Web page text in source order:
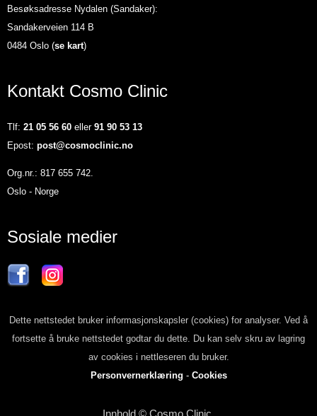
Besøksadresse Nydalen (Sandaker):
Sandakerveien 114 B
0484 Oslo (se kart)
Kontakt Cosmo Clinic
Tlf: 21 05 56 60 eller 91 90 53 13
Epost: post@cosmoclinic.no
Org.nr.: 817 655 742.
Oslo - Norge
Sosiale medier
Dette nettstedet bruker informasjonskapsler (cookies) for analyser. Ved å
fortsette å bruke nettstedet godtar du dette. Du kan selv skru av lagring
av cookies i nettleseren du bruker.
Personvernerklæring - Cookies